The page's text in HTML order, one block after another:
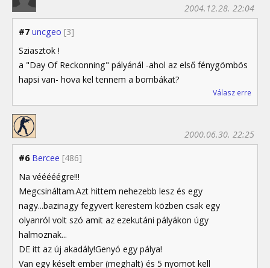
#7 uncgeo [3]
2004.12.28. 22:04
Sziasztok !
a "Day Of Reckonning" pályánál -ahol az első fénygömbös
hapsi van- hova kel tennem a bombákat?
Válasz erre
#6 Bercee [486]
2000.06.30. 22:25
Na vééééégre!!!
Megcsináltam.Azt hittem nehezebb lesz és egy
nagy...bazinagy fegyvert kerestem közben csak egy
olyanról volt szó amit az ezekutáni pályákon úgy
halmoznak...
DE itt az új akadály!Genyó egy pálya!
Van egy késelt ember (meghalt) és 5 nyomot kell